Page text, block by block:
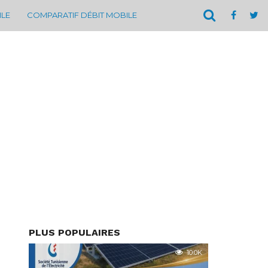
COMPARATIF DÉBIT MOBILE
PLUS POPULAIRES
10.0K